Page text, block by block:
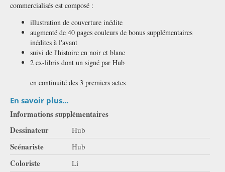
commercialisés est composé :
illustration de couverture inédite
augmenté de 40 pages couleurs de bonus supplémentaires
inédites à l'avant
suivi de l'histoire en noir et blanc
2 ex-libris dont un signé par Hub
en continuité des 3 premiers actes
En savoir plus...
Informations supplémentaires
Dessinateur
Hub
Scénariste Hub
Coloriste Li